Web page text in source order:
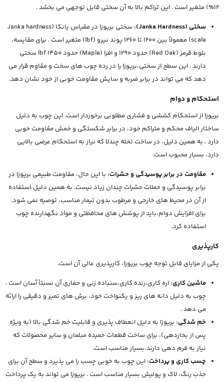
12%) متغیر است . این تراکم بالا به آن سختی قابل توجهی می بخشد .
سختی (Janka Hardness):
سختی بریوزا در مقیاس یانکا (Janka hardness
scale) معمولاً بین 1200 تا 1260 پوند نیرو (lbf) متغیر است . برای مقایسه،
بلوط قرمز (Red Oak) حدود 1290 و افرا (Maple) حدود 1450 lbf سختی
دارند . این سطح از سختی،بریوزا را در رده چوب های سخت و مقاوم قرار می
دهد که می تواند در برابر ضربه و سایش مقاومت خوبی از خود نشان دهد.
استحکام و دوام
بریوزا از استحکام کششی و فشاری مطلوبی برخوردار است. این چوب به دلیل
ساختار الیاف محکم و متراکم خود، در برابر شکستگی و خمش مقاومت خوبی
دارد . به همین دلیل، در ساخت تخته چندلا که نیاز به استحکام عرضی بالایی
دارد، بسیار محبوب است.
مقاومت در برابر پوسیدگی و حشرات: با این حال، مقاومت طبیعی بریوزا در
برابر پوسیدگی و حملات حشرات چندان زیاد نیست. به همین دلیل،استفاده
از آن در محیط های خارجی و مرطوب بدون تیمار مناسب، توصیه نمی شود.
برای افزایش دوام،باید از پوشش های محافظتی و مواد نگهدارنده چوب
استفاده کرد.
کارپذیری
یکی از مزایای قابل توجه چوب بریوزا، کارپذیری عالی آن است.
ماشین کاری: اره کاری،رنده کاری،سنباده زنی و حفاری آن نسبتاً آسان است .
چوب به دلیل دانه های ریز و یکنواخت خود، برش های تمیز و دقیقی را ارائه
می دهد .
خم شدگی: بریوزا به دلیل انعطاف پذیری و قابلیت خم شدگی بالا (به ویژه
پس از بخاردهی)، برای ساخت قطعات خمیده مبلمان و سایر محصولات که
نیاز به فرم دهی دارند،بسیار مناسب است.
چسب کاری و پرداخت: این چوب به خوبی چسب را می پذیرد و سطح آن برای
جذب رنگ، لاک و پولیش بسیار مناسب است . بریوزا می تواند به یک پرداخت